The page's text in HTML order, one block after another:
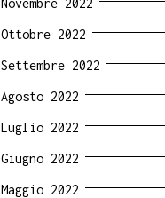
Ottobre 2022
Settembre 2022
Agosto 2022
Luglio 2022
Giugno 2022
Maggio 2022